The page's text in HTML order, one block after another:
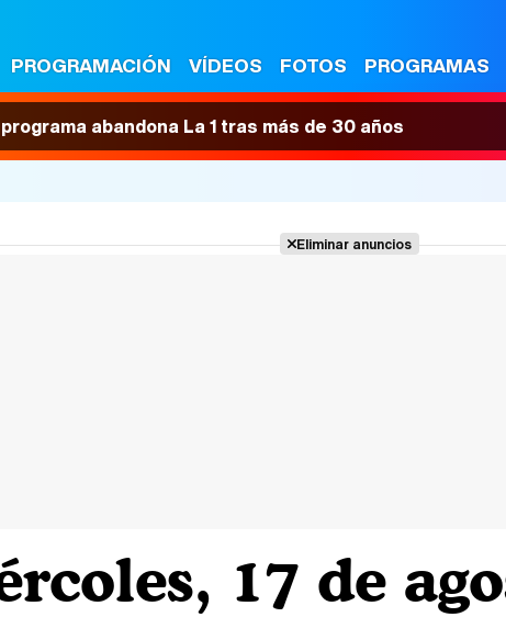
PROGRAMACIÓN VÍDEOS FOTOS PROGRAMAS
abandona La 1 tras más de 30 años
Eliminar anuncios
17 de